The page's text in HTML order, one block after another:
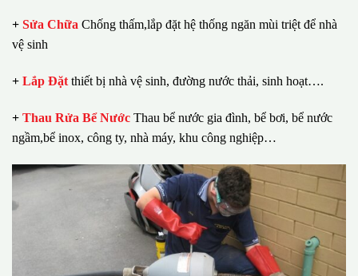
+ Sửa Chữa Chống thấm,lắp đặt hệ thống ngăn mùi triệt để nhà
vệ sinh
+ Lắp Đặt thiết bị nhà vệ sinh, đường nước thải, sinh hoạt….
+ Thau Rửa Bể Nước Thau bể nước gia đình, bể bơi, bể nước
ngầm,bể inox, công ty, nhà máy, khu công nghiệp…